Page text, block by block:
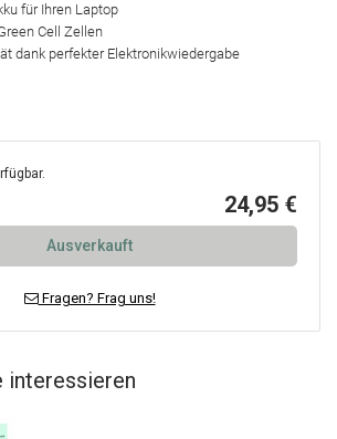
für Ihren Laptop
Cell Zellen
dank perfekter Elektronikwiedergabe
24,95 €
Ausverkauft
Fragen? Frag uns!
interessieren